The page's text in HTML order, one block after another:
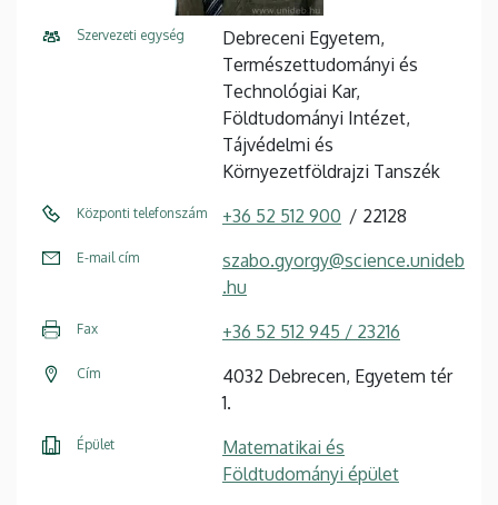
Szervezeti egység
Debreceni Egyetem,
Természettudományi és
Technológiai Kar,
Földtudományi Intézet,
Tájvédelmi és
Környezetföldrajzi Tanszék
Központi telefonszám +36 52 512 900 22128
E-mail cím
szabo.gyorgy@science.unideb
.hu
Fax +36 52 512 945 / 23216
Cím
4032 Debrecen, Egyetem tér
1.
Épület
Matematikai és
Földtudományi épület